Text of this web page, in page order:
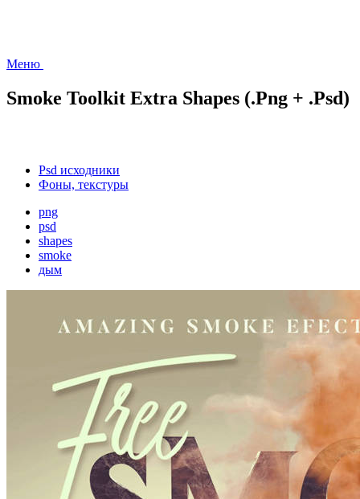
Меню
Smoke Toolkit Extra Shapes (.Png + .Psd)
Psd исходники
Фоны, текстуры
png
psd
shapes
smoke
дым